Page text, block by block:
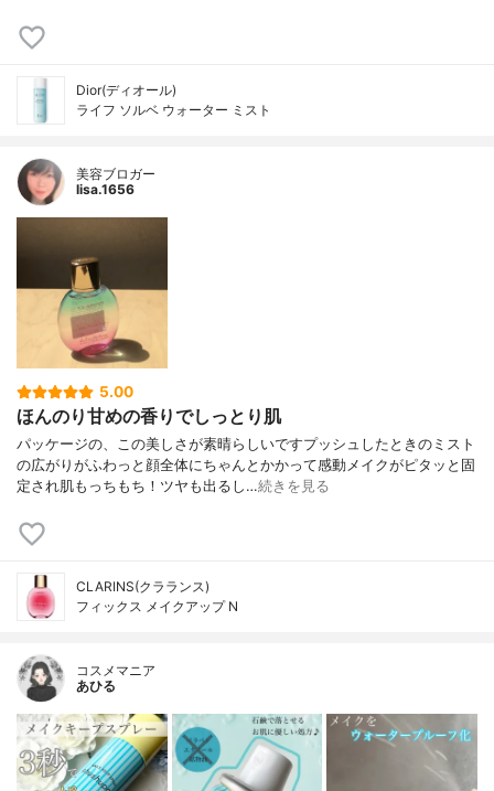
Dior(ディオール)
ライフ ソルベ ウォーター ミスト
美容ブロガー
lisa.1656
5.00
ほんのり甘めの香りでしっとり肌
パッケージの、この美しさが素晴らしいですプッシュしたときのミスト
の広がりがふわっと顔全体にちゃんとかかって感動メイクがピタッと固
定され肌もっちもち！ツヤも出るし…続きを見る
CLARINS(クラランス)
フィックス メイクアップ N
コスメマニア
あひる